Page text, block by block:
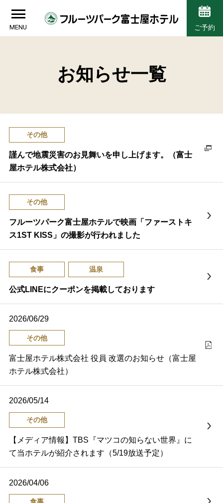
MENU ご予約
お知らせ一覧
その他
謹んで地震災害のお見舞いを申し上げます。（富士
屋ホテル株式会社）
その他
フルーツパーク富士屋ホテルで映画「ファーストキ
ス1ST KISS」の撮影が行われました
食事 温泉
公式LINEにクーポンを掲載しております
2026/06/29
その他
富士屋ホテル株式会社 役員 改選のお知らせ（富士屋
ホテル株式会社）
2026/05/14
その他
【メディア情報】TBS『マツコの知らない世界』に
て当ホテルが紹介されます（5/19放送予定）
2026/04/06